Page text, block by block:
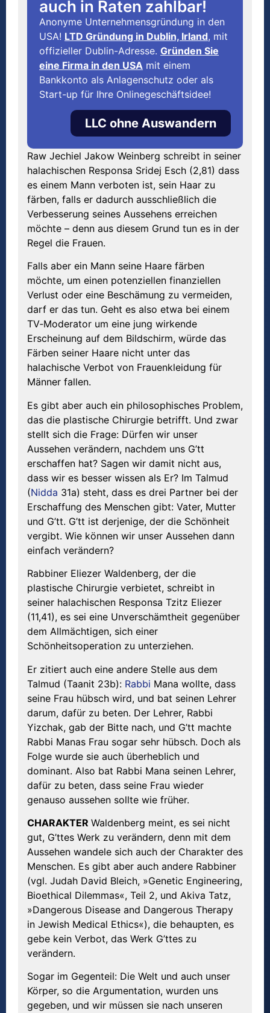
auch in Raten zahlbar!
Anonyme Unternehmensgründung in den
USA! LTD Gründung in Dublin, Irland, mit
offizieller Dublin-Adresse. Gründen Sie
eine Firma in den USA mit einem
Bankkonto als Anlagenschutz oder als
Start-up für Ihre Onlinegeschäftsidee!
LLC ohne Auswandern
Raw Jechiel Jakow Weinberg schreibt in seiner
halachischen Responsa Sridej Esch (2,81) dass
es einem Mann verboten ist, sein Haar zu
färben, falls er dadurch ausschließlich die
Verbesserung seines Aussehens erreichen
möchte – denn aus diesem Grund tun es in der
Regel die Frauen.
Falls aber ein Mann seine Haare färben
möchte, um einen potenziellen finanziellen
Verlust oder eine Beschämung zu vermeiden,
darf er das tun. Geht es also etwa bei einem
TV‐Moderator um eine jung wirkende
Erscheinung auf dem Bildschirm, würde das
Färben seiner Haare nicht unter das
halachische Verbot von Frauenkleidung für
Männer fallen.
Es gibt aber auch ein philosophisches Problem,
das die plastische Chirurgie betrifft. Und zwar
stellt sich die Frage: Dürfen wir unser
Aussehen verändern, nachdem uns G’tt
erschaffen hat? Sagen wir damit nicht aus,
dass wir es besser wissen als Er? Im Talmud
(Nidda 31a) steht, dass es drei Partner bei der
Erschaffung des Menschen gibt: Vater, Mutter
und G’tt. G’tt ist derjenige, der die Schönheit
vergibt. Wie können wir unser Aussehen dann
einfach verändern?
Rabbiner Eliezer Waldenberg, der die
plastische Chirurgie verbietet, schreibt in
seiner halachischen Responsa Tzitz Eliezer
(11,41), es sei eine Unverschämtheit gegenüber
dem Allmächtigen, sich einer
Schönheitsoperation zu unterziehen.
Er zitiert auch eine andere Stelle aus dem
Talmud (Taanit 23b): Rabbi Mana wollte, dass
seine Frau hübsch wird, und bat seinen Lehrer
darum, dafür zu beten. Der Lehrer, Rabbi
Yizchak, gab der Bitte nach, und G’tt machte
Rabbi Manas Frau sogar sehr hübsch. Doch als
Folge wurde sie auch überheblich und
dominant. Also bat Rabbi Mana seinen Lehrer,
dafür zu beten, dass seine Frau wieder
genauso aussehen sollte wie früher.
CHARAKTER Waldenberg meint, es sei nicht
gut, G’ttes Werk zu verändern, denn mit dem
Aussehen wandele sich auch der Charakter des
Menschen. Es gibt aber auch andere Rabbiner
(vgl. Judah David Bleich, »Genetic Engineering,
Bioethical Dilemmas«, Teil 2, und Akiva Tatz,
»Dangerous Disease and Dangerous Therapy
in Jewish Medical Ethics«), die behaupten, es
gebe kein Verbot, das Werk G’ttes zu
verändern.
Sogar im Gegenteil: Die Welt und auch unser
Körper, so die Argumentation, wurden uns
gegeben, und wir müssen sie nach unseren